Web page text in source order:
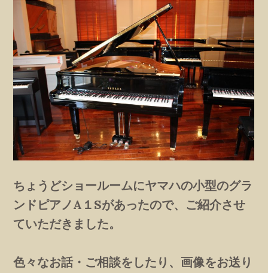
ちょうどショールームにヤマハの小型のグラ
ンドピアノA１Sがあったので、ご紹介させ
ていただきました。
色々なお話・ご相談をしたり、画像をお送り